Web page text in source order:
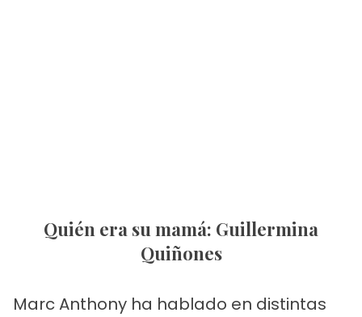
Quién era su mamá: Guillermina
Quiñones
Marc Anthony ha hablado en distintas